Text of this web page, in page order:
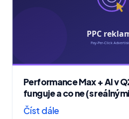
Performance Max + AI v
funguje a co ne (s
Číst dále